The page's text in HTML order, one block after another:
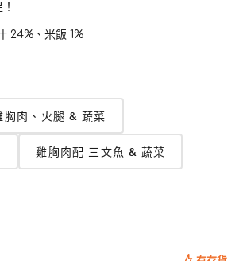
助保持心臟和眼睛健康
食
24%、米飯 1%
1%、粗脂肪及油分 0.3%,、粗灰質 2%、水分
26%、南瓜 8%、紅蘿蔔 8%、青豆 8%、米
2%、粗脂肪及油分 0.3%、粗纖維 1%、水分
26%、三文魚 17%、南瓜 8%、紅蘿蔔 8%、
2%、粗脂肪及油分 0.3%、粗纖維 1%、水分
胸肉、火腿 & 蔬菜
雞胸肉配 三文魚 & 蔬菜